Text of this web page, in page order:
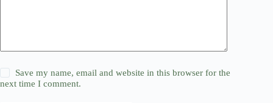
Save my name, email and website in this browser for the
next time I comment.